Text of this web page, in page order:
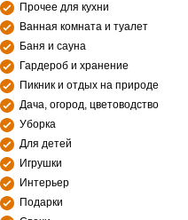
Прочее для кухни
Ванная комната и туалет
Баня и сауна
Гардероб и хранение
Пикник и отдых на природе
Дача, огород, цветоводство
Уборка
Для детей
Игрушки
Интерьер
Подарки